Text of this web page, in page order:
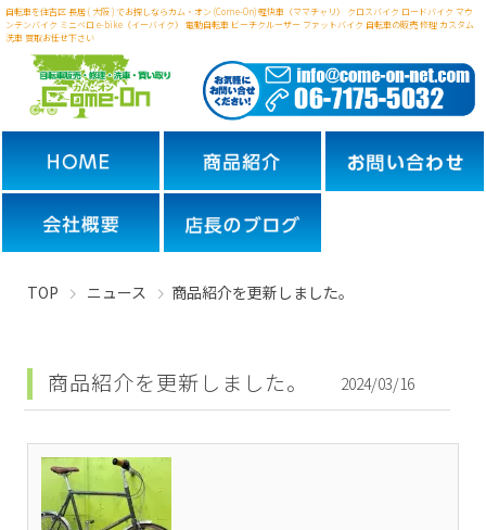
自転車を住吉区 長居 ( 大阪 ) でお探しならカム・オン (Come-On) 軽快車（ママチャリ） クロスバイク ロードバイク マウ
ンテンバイク ミニベロ e-bike（イーバイク） 電動自転車 ビーチクルーザー ファットバイク 自転車の販売 修理 カスタム
洗車 買取お任せ下さい
TOP ニュース 商品紹介を更新しました。
商品紹介を更新しました。 2024/03/16